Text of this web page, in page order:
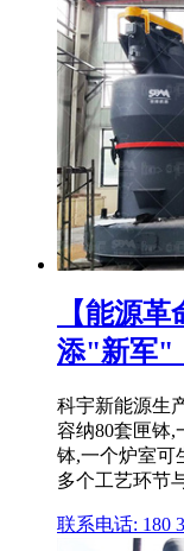
【能源
添"新军
科宇新能源生
容纳80套匣钵,
钵,一个炉室可
多个工艺环节
联系电话: 180